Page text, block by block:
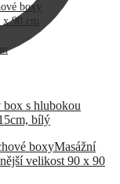
boxy
x 90 cm
boxyMasážní
velikost 90 x 90